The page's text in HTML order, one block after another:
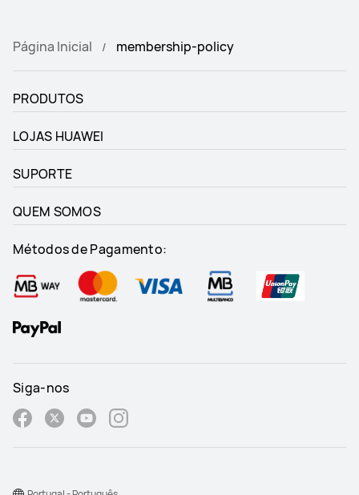
Página Inicial membership-policy
PRODUTOS
LOJAS HUAWEI
SUPORTE
QUEM SOMOS
Métodos de Pagamento:
Siga-nos